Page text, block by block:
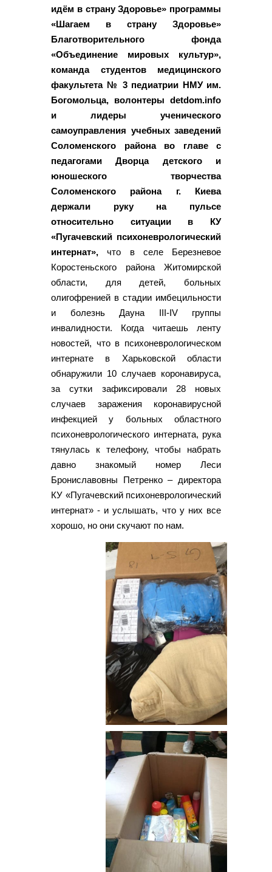
идём в страну Здоровье» программы
«Шагаем в страну Здоровье»
Благотворительного фонда
«Объединение мировых культур»,
команда студентов медицинского
факультета № 3 педиатрии НМУ им.
Богомольца, волонтеры detdom.info
и лидеры ученического
самоуправления учебных заведений
Соломенского района во главе с
педагогами Дворца детского и
юношеского творчества
Соломенского района г. Киева
держали руку на пульсе
относительно ситуации в КУ
«Пугачевский психоневрологический
интернат», что в селе Березневое
Коростеньского района Житомирской
области, для детей, больных
олигофренией в стадии имбецильности
и болезнь Дауна III-IV группы
инвалидности. Когда читаешь ленту
новостей, что в психоневрологическом
интернате в Харьковской области
обнаружили 10 случаев коронавируса,
за сутки зафиксировали 28 новых
случаев заражения коронавирусной
инфекцией у больных областного
психоневрологического интерната, рука
тянулась к телефону, чтобы набрать
давно знакомый номер Леси
Брониславовны Петренко – директора
КУ «Пугачевский психоневрологический
интернат» - и услышать, что у них все
хорошо, но они скучают по нам.